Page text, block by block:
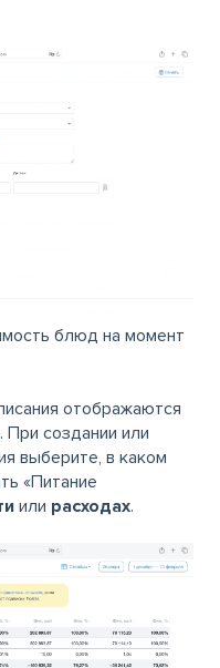
блюд на момент
отображаются
. При создании или
выберите, в каком
«Питание
или расходах.